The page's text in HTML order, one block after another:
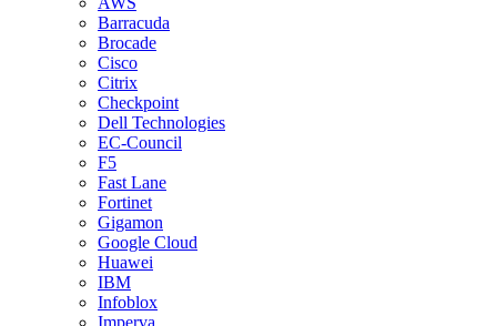
Barracuda
Brocade
Cisco
Citrix
Checkpoint
Dell Technologies
EC-Council
F5
Fast Lane
Fortinet
Gigamon
Google Cloud
Huawei
IBM
Infoblox
Imperva